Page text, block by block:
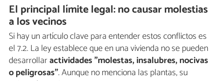
El principal límite legal: no causar molestias
a los vecinos
Si hay un artículo clave para entender estos conflictos es
el 7.2. La ley establece que en una vivienda no se pueden
desarrollaractividades "molestas, insalubres, nocivas
o peligrosas". Aunque no menciona las plantas, su